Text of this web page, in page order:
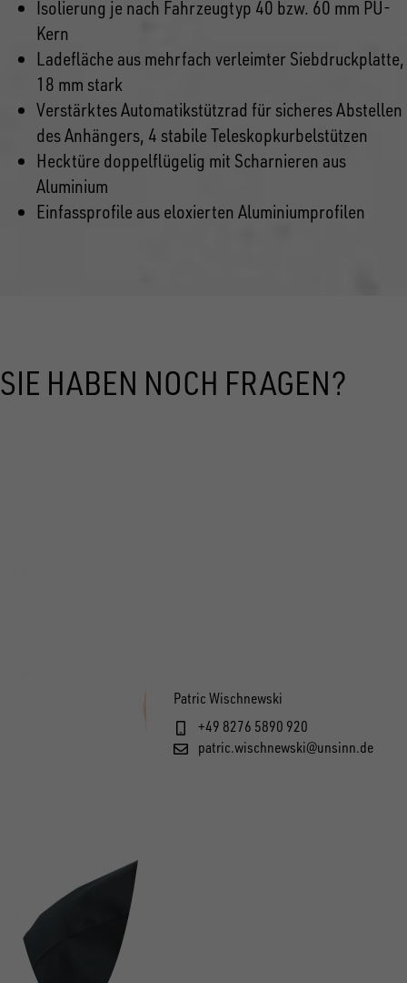
Isolierung je nach Fahrzeugtyp 40 bzw. 60 mm PU-
Kern
Ladefläche aus mehrfach verleimter Siebdruckplatte,
18 mm stark
Verstärktes Automatikstützrad für sicheres Abstellen
des Anhängers, 4 stabile Teleskopkurbelstützen
Hecktüre doppelflügelig mit Scharnieren aus
Aluminium
Einfassprofile aus eloxierten Aluminiumprofilen
SIE HABEN NOCH FRAGEN?
Patric Wischnewski
+49 8276 5890 920
patric.wischnewski@unsinn.de